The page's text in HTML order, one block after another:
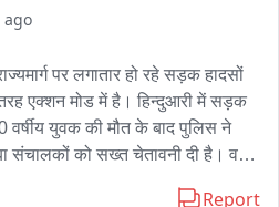
ago
पर लगातार हो रहे सड़क हादसों
एक्शन मोड में है। हिन्दुआरी में सड़क
युवक की मौत के बाद पुलिस ने
संचालकों को सख्त चेतावनी दी है। वहीं
Report